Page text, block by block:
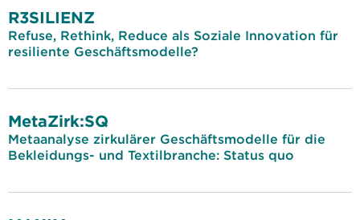
R3SILIENZ
Refuse, Rethink, Reduce als Soziale Innovation für
resiliente Geschäftsmodelle?
MetaZirk:SQ
Metaanalyse zirkulärer Geschäftsmodelle für die
Bekleidungs- und Textilbranche: Status quo